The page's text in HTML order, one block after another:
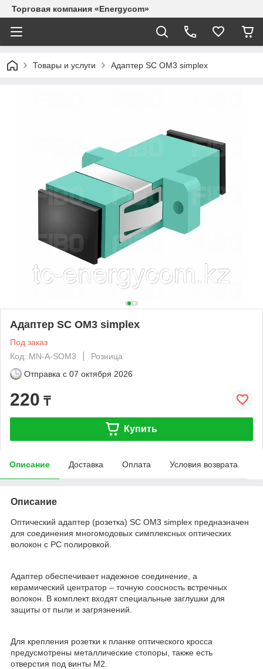
Торговая компания «Energycom»
Товары и услуги Адаптер SC OM3 simplex
Адаптер SC OM3 simplex
Под заказ
Код: MN-A-SOM3
Розница
Отправка с 07 октября 2026
220 ₸
Купить
Описание Доставка Оплата Условия возврата
Описание
Оптический адаптер (розетка) SC OM3 simplex предназначен
для соединения многомодовых симплексных оптических
волокон с PC полировкой.
Адаптер обеспечивает надежное соединение, а
керамический центратор – точную соосность встречных
волокон. В комплект входят специальные заглушки для
защиты от пыли и загрязнений.
Для крепления розетки к планке оптического кросса
предусмотрены металлические стопоры, также есть
отверстия под винты М2.